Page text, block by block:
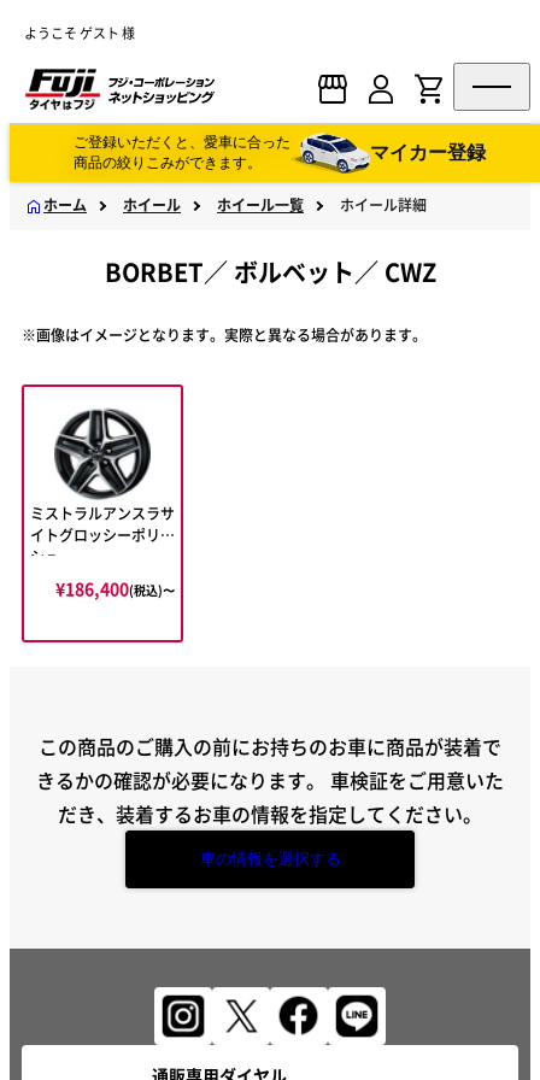
ようこそ ゲスト 様
ご登録いただくと、愛車に合った
商品の絞りこみができます。
マイカー登録
ホーム ホイール ホイール一覧 ホイール詳細
BORBET／ ボルベット／ CWZ
※画像はイメージとなります。実際と異なる場合があります。
ミストラルアンスラサ
イトグロッシーポリッ
シュ
¥186,400(税込)〜
この商品のご購入の前にお持ちのお車に商品が装着で
きるかの確認が必要になります。 車検証をご用意いた
だき、装着するお車の情報を指定してください。
車の情報を選択する
通販専用ダイヤル